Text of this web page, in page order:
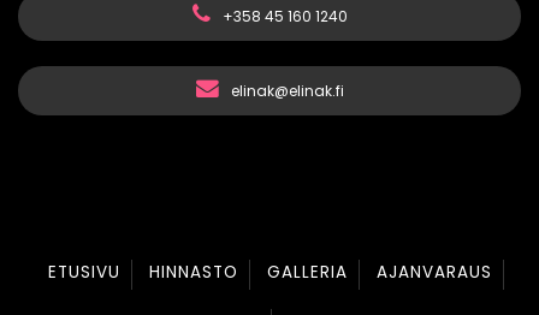
+358 45 160 1240
elinak@elinak.fi
ETUSIVU HINNASTO GALLERIA AJANVARAUS